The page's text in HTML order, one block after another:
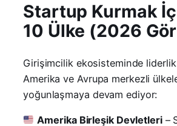
Startup Kurmak
10 Ülke (2026
Girişimcilik ekosisteminde
Amerika ve Avrupa merkezli
yoğunlaşmaya devam ediyor:
Amerika Birleşik Devletleri–